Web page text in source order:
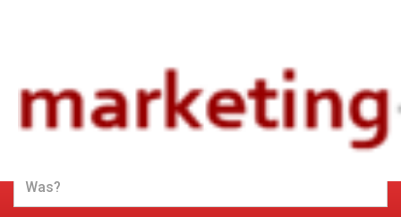
Jobs und Stellenangebote im
Marketing